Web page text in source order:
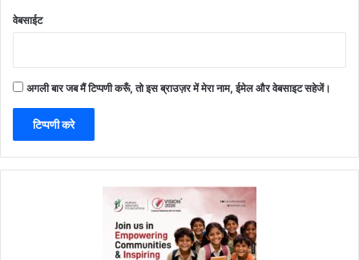
वेबसाईट
अगली बार जब मैं टिप्पणी करूँ, तो इस ब्राउज़र में मेरा नाम, ईमेल और वेबसाइट सहेजें।